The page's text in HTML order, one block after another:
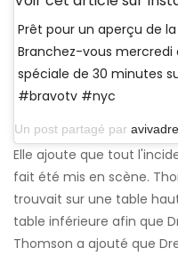
Prêt pour un aperçu de
Branchez-vous mercredi
spéciale de 30 minutes
#bravotv #nyc
Un post partagé par
Elle ajoute que tout
fait été mis en scène.
trouvait sur une table
table inférieure afin que
Thomson a ajouté que